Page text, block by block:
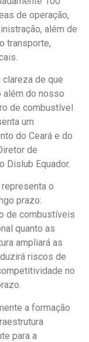
de operação,
além de
transporte,
clareza de que
além do nosso
de combustível
um
do Ceará e do
de
Dislub Equador.
representa o
prazo:
de combustíveis
quanto as
ampliará as
riscos de
no
a formação
para a